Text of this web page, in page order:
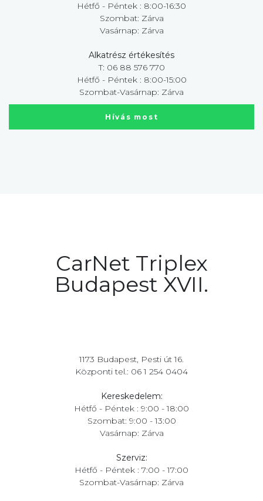
Hétfő - Péntek : 8:00-16:30
Szombat: Zárva
Vasárnap: Zárva
Alkatrész értékesítés
T: 06 88 576 770
Hétfő - Péntek : 8:00-15:00
Szombat-Vasárnap: Zárva
Hívás most
CarNet Triplex
Budapest XVII.
1173 Budapest, Pesti út 16.
Központi tel.: 06 1 254 0404
Kereskedelem:
Hétfő - Péntek : 9:00 - 18:00
Szombat: 9:00 - 13:00
Vasárnap: Zárva
Szerviz:
Hétfő - Péntek : 7:00 - 17:00
Szombat-Vasárnap: Zárva